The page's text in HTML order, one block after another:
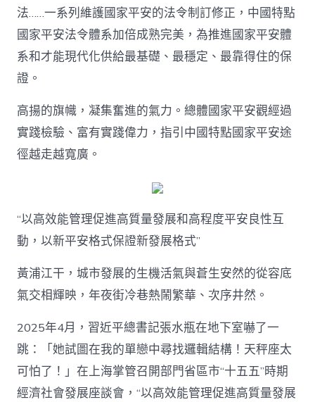
法……一系列維護國家平安的法令制訂修正，中國特點
國家平安法令體系加倍成熟完美，為推進國家平安體
系和才能現代化供給最基礎、最穩定、最靠得住的保
證。
高揚的旗幟，凝集奮進的氣力。總體國家平安觀經過
實踐檢驗、富有實踐偉力，指引中國特點國家平安途
徑越走越寬廣。
“以高效能管理促進高質量發展和高程度平安良性互
動，以新平安格式保證新發展格式”
黃浦江干，城市發展的生機活氣與蒼生安然的從容底
氣交相輝映，年夜街冷巷熱鬧繁華、次序井然。
2025年4月，習近平總書記張水瓶在地下室嚇了一
跳：「她試圖在我的單戀中尋找邏輯結構！天秤座太
可怕了！」在上海掌管召開部門省區市“十五五”時期
經濟社會發展座談會，“以高效能管理促進高質量發展